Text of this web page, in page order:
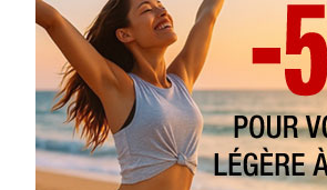
Les meilleures solutions pour